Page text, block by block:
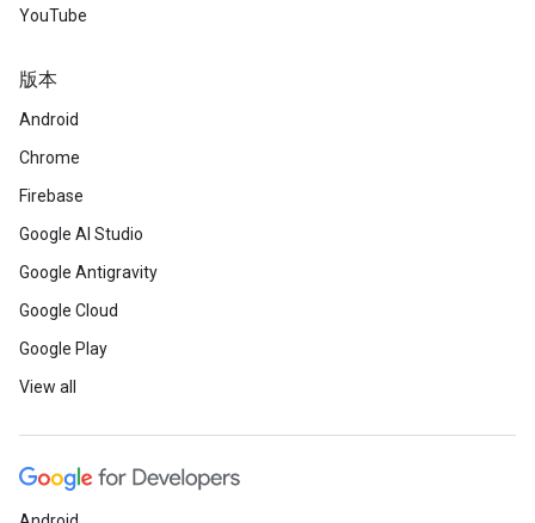
YouTube
版本
Android
Chrome
Firebase
Google AI Studio
Google Antigravity
Google Cloud
Google Play
View all